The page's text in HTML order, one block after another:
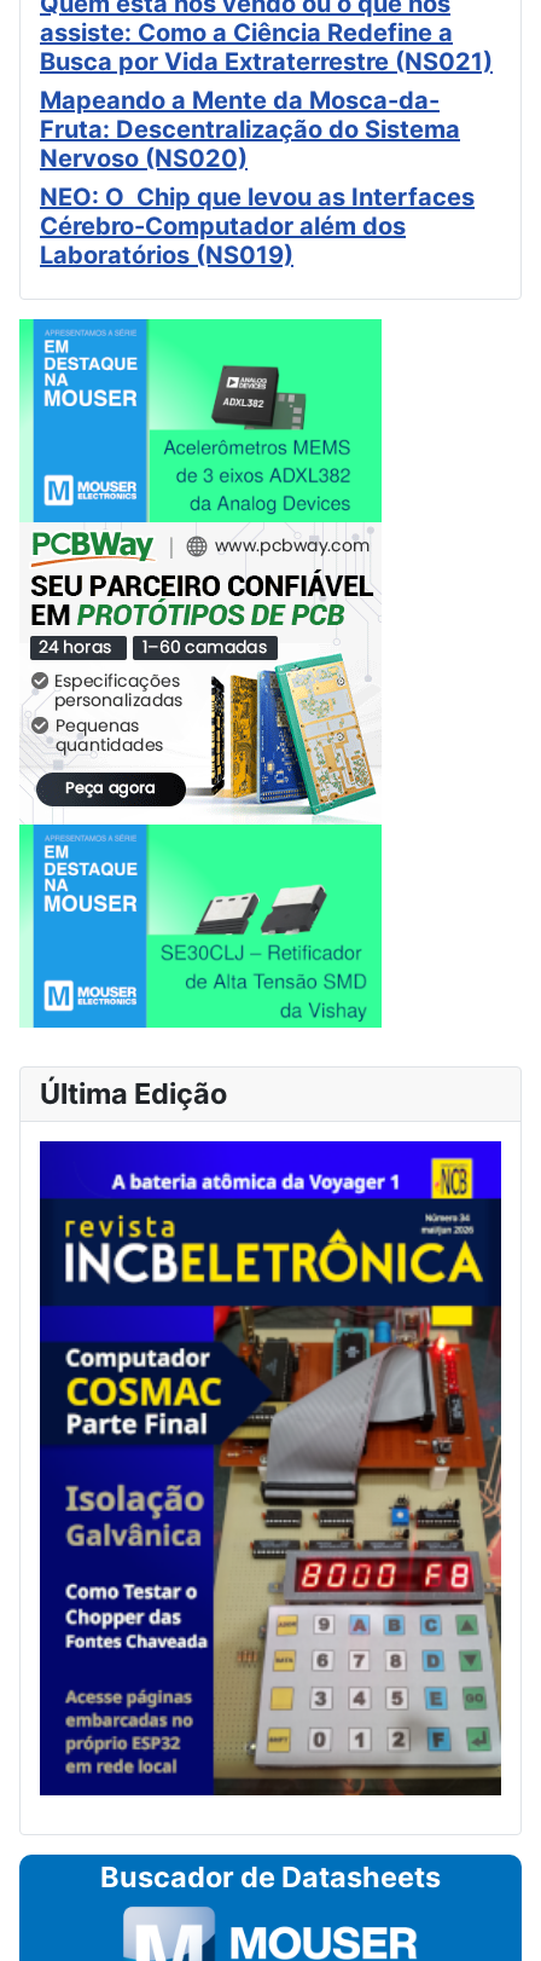
assiste: Como a Ciência Redefine a
Busca por Vida Extraterrestre (NS021)
Mapeando a Mente da Mosca-da-
Fruta: Descentralização do Sistema
Nervoso (NS020)
NEO: O Chip que levou as Interfaces
Cérebro-Computador além dos
Laboratórios (NS019)
Última Edição
Buscador de Datasheets